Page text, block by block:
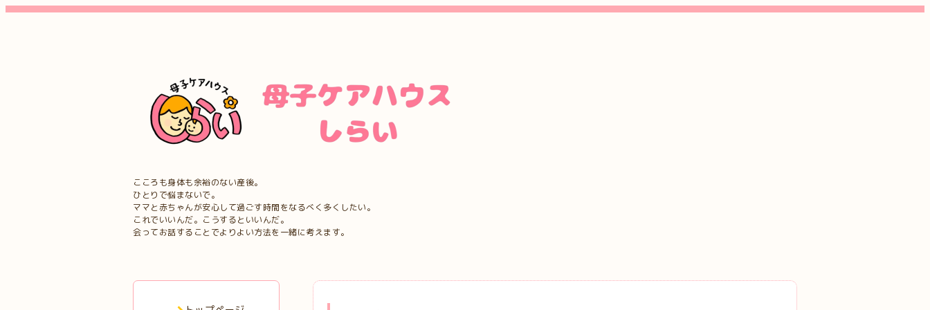
こころも身体も余裕のない産後。
ひとりで悩まないで。
ママと赤ちゃんが安心して過ごす時間をなるべく多くしたい。
これでいいんだ。こうするといいんだ。
会ってお話することでよりよい方法を一緒に考えます。